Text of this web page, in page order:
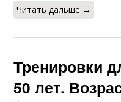
Читать дальше →
Тренировки
50 лет.